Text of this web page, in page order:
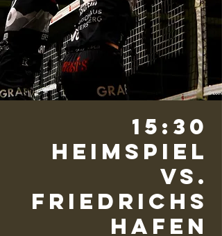
15:30
Heimspiel
vs.
Friedrichs
hafen